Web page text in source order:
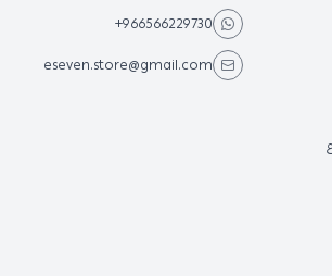
+966566229730
eseven.store@gmail.com